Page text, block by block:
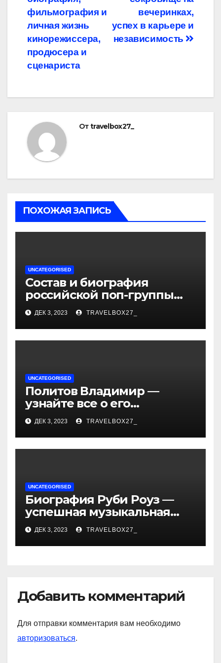
записям
вечеринках,
успех в карьере и
независимость
фильмография и
личная жизнь
кинорежиссера,
продюсера и
сценариста
Отtravelbox27_
ПОХОЖАЯ ЗАПИСЬ
UNCATEGORISED
Состав и биография
российской поп-группы
«Иванушки интернешнл»
— история успеха, музыка
и судьбы участников
ДЕК 3, 2023 TRAVELBOX27_
UNCATEGORISED
Политов Владимир —
узнайте все о его
биографии, возрасте и
впечатляющих
достижениях!
ДЕК 3, 2023 TRAVELBOX27_
UNCATEGORISED
Биография Руби Роуз —
успешная музыкальная
карьера, личная жизнь и
знаковые достижения
ДЕК 3, 2023 TRAVELBOX27_
Добавить комментарий
Для отправки комментария вам необходимо
авторизоваться.